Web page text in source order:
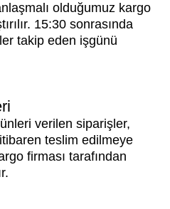
olduğumuz kargo
15:30 sonrasında
takip eden işgünü
verilen siparişler,
teslim edilmeye
firması tarafından